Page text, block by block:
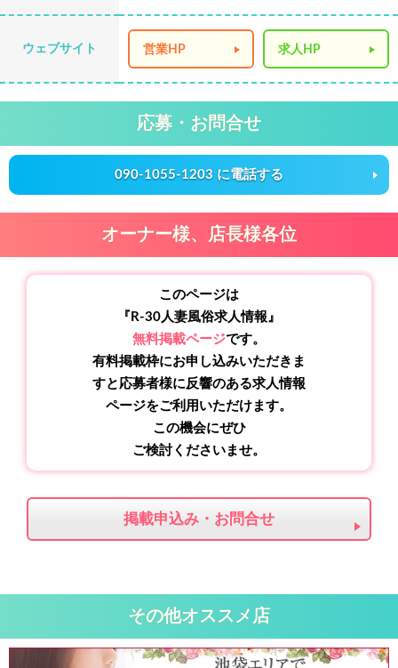
ウェブサイト 営業HP 求人HP
応募・お問合せ
090-1055-1203 に電話する
オーナー様、店長様各位
このページは
『R-30人妻風俗求人情報』
無料掲載ページです。
有料掲載枠にお申し込みいただきま
すと応募者様に反響のある求人情報
ページをご利用いただけます。
この機会にぜひ
ご検討くださいませ。
掲載申込み・お問合せ
その他オススメ店